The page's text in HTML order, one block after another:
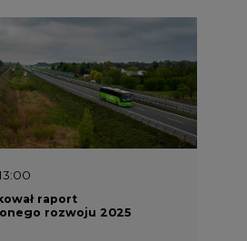
raport
rozwoju 2025